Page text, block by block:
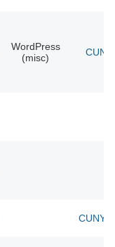
WordPress
(misc)
CUNY